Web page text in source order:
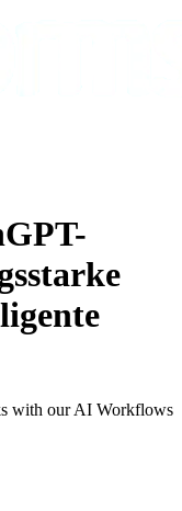
with our AI Workflows